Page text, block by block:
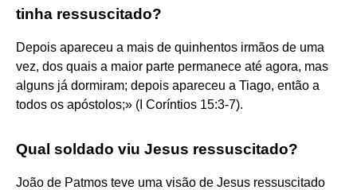
tinha ressuscitado?
Depois apareceu a mais de quinhentos irmãos de uma
vez, dos quais a maior parte permanece até agora, mas
alguns já dormiram; depois apareceu a Tiago, então a
todos os apóstolos;» (I Coríntios 15:3-7).
Qual soldado viu Jesus ressuscitado?
João de Patmos teve uma visão de Jesus ressuscitado